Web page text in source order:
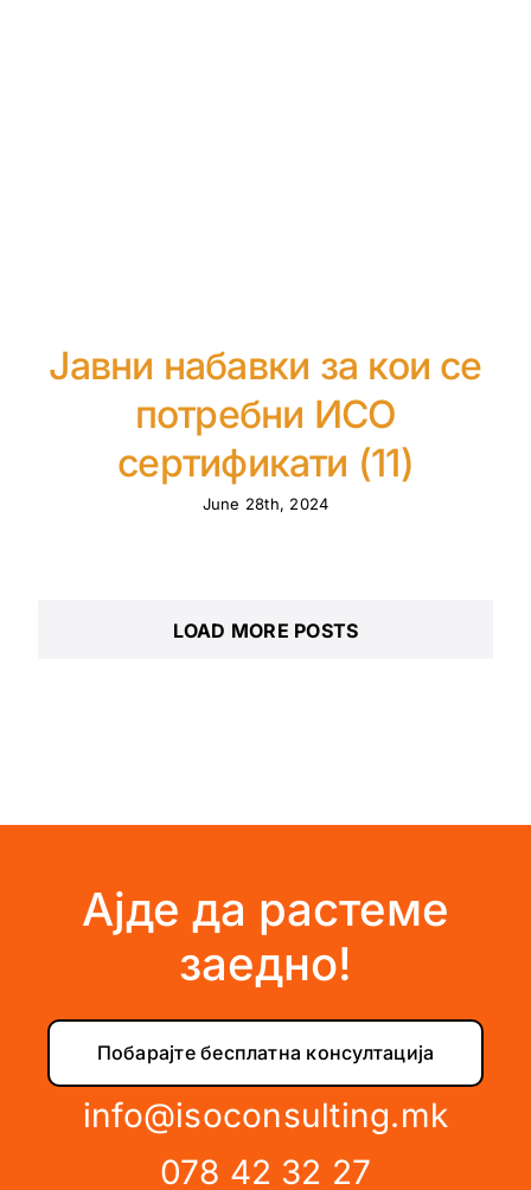
Јавни набавки за кои се
потребни ИСО
сертификати (11)
June 28th, 2024
LOAD MORE POSTS
Ајде да растеме
заедно!
Побарајте бесплатна консултација
info@isoconsulting.mk
078 42 32 27